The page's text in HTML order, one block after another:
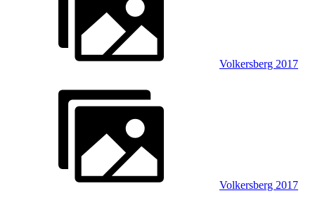
Volkersberg 2017
Volkersberg 2017